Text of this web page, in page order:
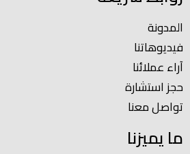
المدونة
فيديوهاتنا
آراء عملائنا
حجز استشارة
تواصل معنا
ما يميزنا